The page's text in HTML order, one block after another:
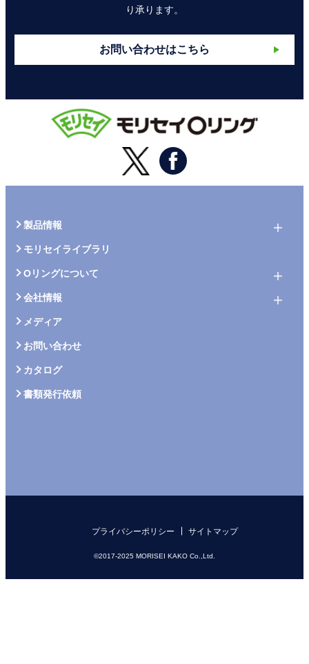
り承ります。
お問い合わせはこちら
製品情報
モリセイライブラリ
Oリングについて
会社情報
メディア
お問い合わせ
カタログ
書類発行依頼
プライバシーポリシー サイトマップ
©2017-2025 MORISEI KAKO Co.,Ltd.